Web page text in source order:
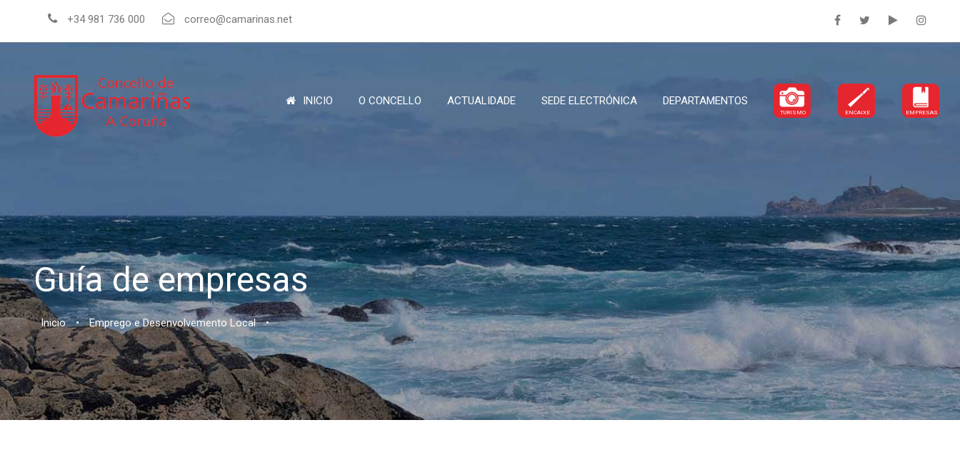
+34 981 736 000 correo@camarinas.net
INICIO O CONCELLO ACTUALIDADE SEDE ELECTRÓNICA DEPARTAMENTOS
TURISMO ENCAIXE EMPRESAS
Guía de empresas
Inicio • Emprego e Desenvolvemento Local •